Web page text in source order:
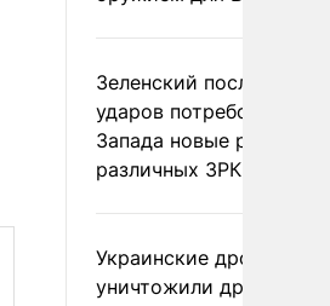
Зеленский после
ударов потребовал у
Запада новые ракеты
различных ЗРК
Украинские дроны
уничтожили друг друга